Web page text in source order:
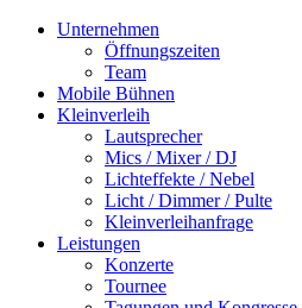
Unternehmen
Öffnungszeiten
Team
Mobile Bühnen
Kleinverleih
Lautsprecher
Mics / Mixer / DJ
Lichteffekte / Nebel
Licht / Dimmer / Pulte
Kleinverleihanfrage
Leistungen
Konzerte
Tournee